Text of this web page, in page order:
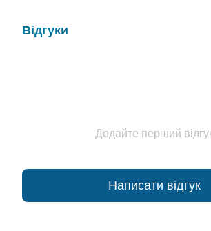
Відгуки
Додайте перший
Написати відгук